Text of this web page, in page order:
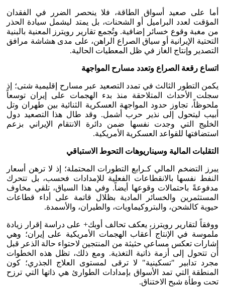
أما على صعيد أسواق الطاقة، فلا ينحصر الضرر في الفقدان
المؤقت لعدد البراميل أو الشحنات، بل يمتد ليشمل سيادة الحذر
من مغبة وقوع خسائر إضافية. وتُجمع تقارير رويترز المعنية بالبنية
التحتية الإيرانية أو سياق الصراع الراهن، على مدى هشاشة مرافق
التصدير وإنتاج الغاز في ظل المعطيات الحالية.
اتساع رقعة الصراع وتعدد مسارح المواجهة
يكمن التطور الثالث في تمدد التصعيد عبر مسارح إقليمية شتى؛ إذ
سجلت الأحداث المتلاحقة منذ بدء الهجمات على إيران توسعاً
ملحوظاً، تجاوز حدود المواجهة العسكرية الثنائية بين طهران وتل
أبيب ليتحول إلى نذير حرب أشمل. وقد طال هذا التصعيد دول
الخليج التي وجدت نفسها ضمن دائرة الانتقام الإيراني بزعم
استضافتها للقواعد العسكرية الأمريكية.
التقلبات المالية وسيناريوهات التحوط الاستباقي
يبرز التضخم المالي كـرابع التطورات المحتملة؛ إذ لا ترهن أسعار
النفط نفسها بالانقطاعات الفعلية للإمدادات فحسب، بل تتحرك
مدفوعةً باحتمالات وقوعها أيضاً. وفي هذا السياق، تلقي مخاوف
المستثمرين والخسائر المادية بظلال قاتمة على أداء قطاعات
حيوية كالشحن، والبتروكيماويات، والطيران، والأسمدة.
ووفقاً لتقارير رويترز، يعكف تحالف أوبك+ على دراسة إقرار زيادة
ملموسة في الإنتاج أعقاب الهجمات الأمريكية على إيران؛ وهي
إشارات تعكس مساعي حثيثة من المنتجين لاحتواء حالة الذعر قبل
أن تتحول إلى أزمة ذاتية التغذية. ومع ذلك، تظل هذه الخطوات
مجرد تدابير "تسكينية" لا ترقى لمستوى العلاج الجذري؛ كون
المنطقة التي تمد الأسواق بإمدادات الطوارئ هي ذاتها التي ترزح
تحت وطأة شبح الاختناق.